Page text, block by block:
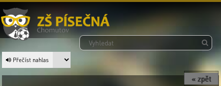
Přečíst nahlas
« zpět